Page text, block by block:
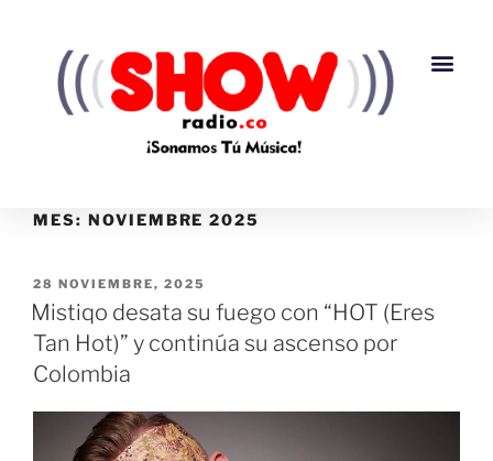
MES: NOVIEMBRE 2025
28 NOVIEMBRE, 2025
Mistiqo desata su fuego con “HOT (Eres
Tan Hot)” y continúa su ascenso por
Colombia